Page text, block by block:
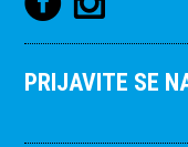
PRIJAVITE SE